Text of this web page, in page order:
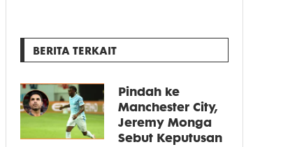
BERITA TERKAIT
Pindah ke
Manchester City,
Jeremy Monga
Sebut Keputusan